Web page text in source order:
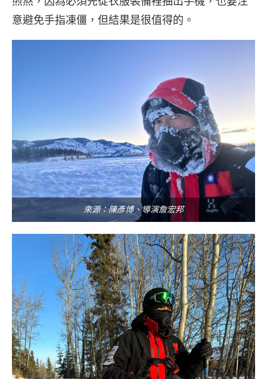
意避免手指凍僵，但結果是很值得的。
來源：陳彥博、導演詹宏邦